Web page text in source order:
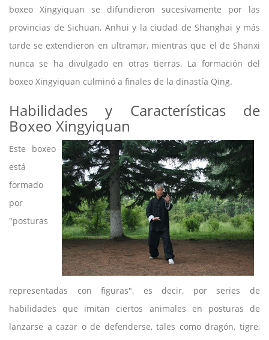
boxeo Xingyiquan se difundieron sucesivamente por las
provincias de Sichuan, Anhui y la ciudad de Shanghai y más
tarde se extendieron en ultramar, mientras que el de Shanxi
nunca se ha divulgado en otras tierras. La formación del
boxeo Xingyiquan culminó a finales de la dinastía Qing.
Habilidades y Características de
Boxeo Xingyiquan
Este boxeo
está
formado
por
"posturas
representadas con figuras", es decir, por series de
habilidades que imitan ciertos animales en posturas de
lanzarse a cazar o de defenderse, tales como dragón, tigre,